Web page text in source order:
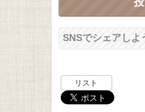
SNSでシェアしよ
リスト